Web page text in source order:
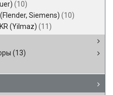
(10)
Siemens) (10)
(Yilmaz) (11)
(13)